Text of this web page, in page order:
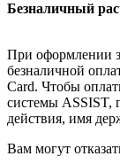
Безналичный
При оформлении
безналичной
Card. Чтобы
системы ASSIST,
действия, имя
Вам могут